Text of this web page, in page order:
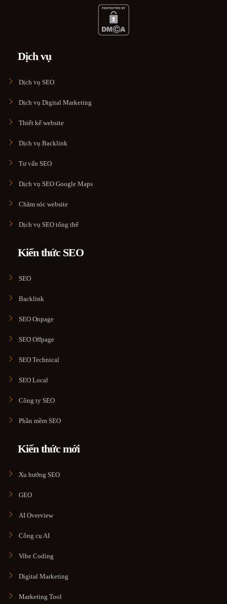
Dịch vụ
Dịch vụ SEO
Dịch vụ Digital Marketing
Thiết kế website
Dịch vụ Backlink
Tư vấn SEO
Dịch vụ SEO Google Maps
Chăm sóc website
Dịch vụ SEO tổng thể
Kiến thức SEO
SEO
Backlink
SEO Onpage
SEO Offpage
SEO Technical
SEO Local
Công ty SEO
Phần mềm SEO
Kiến thức mới
Xu hướng SEO
GEO
AI Overview
Công cụ AI
Vibe Coding
Digital Marketing
Marketing Tool